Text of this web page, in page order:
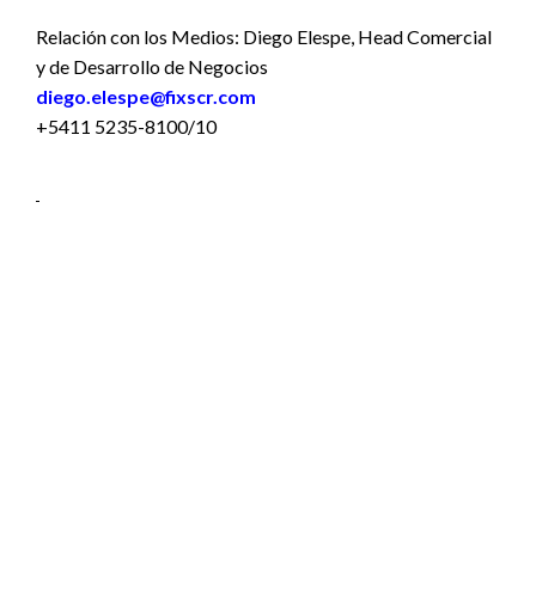
Relación con los Medios: Diego Elespe, Head Comercial
y de Desarrollo de Negocios
diego.elespe@fixscr.com
+5411 5235-8100/10